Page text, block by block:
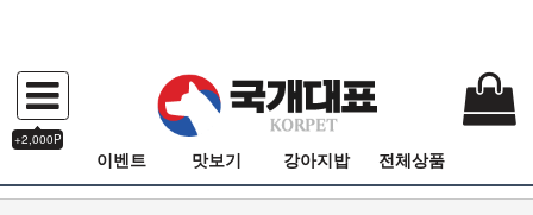
+2,000P
이벤트 맛보기 강아지밥 전체상품